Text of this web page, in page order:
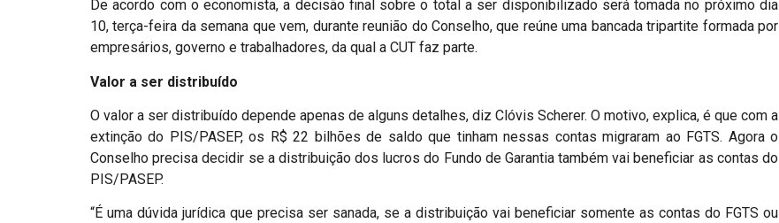
De acordo com o economista, a decisão final sobre o total a ser disponibilizado será tomada no próximo dia
10, terça-feira da semana que vem, durante reunião do Conselho, que reúne uma bancada tripartite formada por
empresários, governo e trabalhadores, da qual a CUT faz parte.
Valor a ser distribuído
O valor a ser distribuído depende apenas de alguns detalhes, diz Clóvis Scherer. O motivo, explica, é que com a
extinção do PIS/PASEP, os R$ 22 bilhões de saldo que tinham nessas contas migraram ao FGTS. Agora o
Conselho precisa decidir se a distribuição dos lucros do Fundo de Garantia também vai beneficiar as contas do
PIS/PASEP.
“É uma dúvida jurídica que precisa ser sanada, se a distribuição vai beneficiar somente as contas do FGTS ou